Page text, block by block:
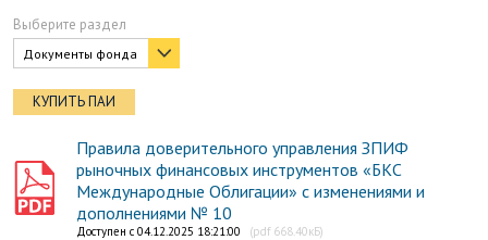
Выберите раздел
Документы фонда
КУПИТЬ ПАИ
Правила доверительного управления ЗПИФ
рыночных финансовых инструментов «БКС
Международные Облигации» с изменениями и
дополнениями № 10
Доступен с 04.12.2025 18:21:00 (pdf 668.40кБ)